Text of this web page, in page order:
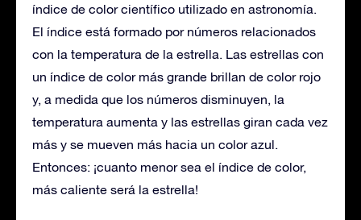
índice de color científico utilizado en astronomía.
El índice está formado por números relacionados
con la temperatura de la estrella. Las estrellas con
un índice de color más grande brillan de color rojo
y, a medida que los números disminuyen, la
temperatura aumenta y las estrellas giran cada vez
más y se mueven más hacia un color azul.
Entonces: ¡cuanto menor sea el índice de color,
más caliente será la estrella!